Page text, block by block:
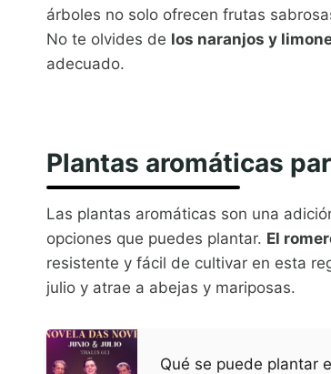
árboles no solo ofrecen frutas
No te olvides de los naranjos y
adecuado.
Plantas aromáticas
Las plantas aromáticas son una
opciones que puedes plantar. El
resistente y fácil de cultivar en esta
julio y atrae a abejas y mariposas.
Qué se puede plantar